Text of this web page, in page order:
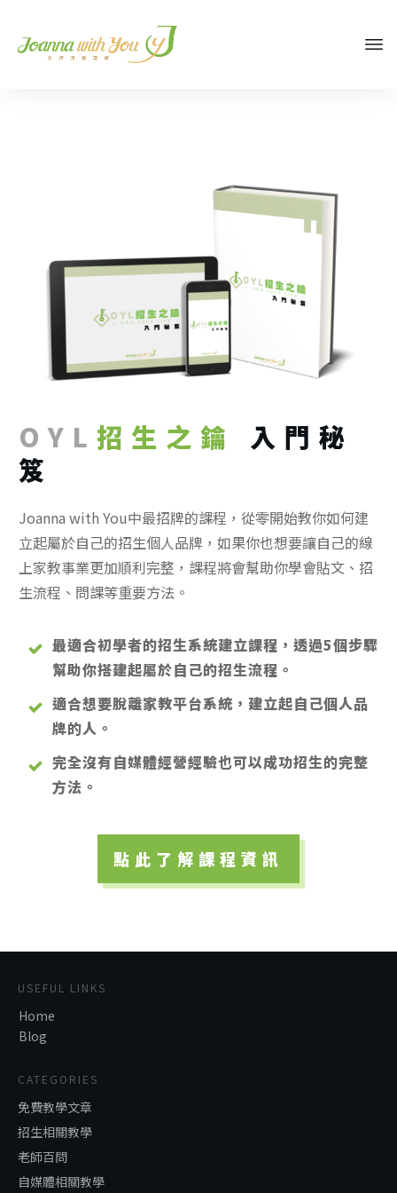
OYL 招生之鑰
入門秘
笈
Joanna with You中最招牌的課程，從零開始教你如何建
立起屬於自己的招生個人品牌，如果你也想要讓自己的線
上家教事業更加順利完整，課程將會幫助你學會貼文、招
生流程、問課等重要方法。
最適合初學者的招生系統建立課程，透過5個步驟
幫助你搭建起屬於自己的招生流程。
適合想要脫離家教平台系統，建立起自己個人品
牌的人。
完全沒有自媒體經營經驗也可以成功招生的完整
方法。
點此了解課程資訊
USEFUL LINKS
Home
Blog
CATEGORIES
免費教學文章
招生相關教學
老師百問
自媒體相關教學